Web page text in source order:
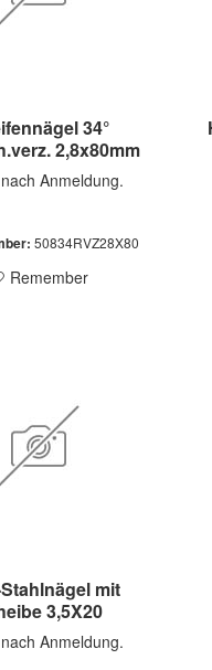
34°
2,8x80mm
Anmeldung.
50834RVZ28X80
Remember
mit
3,5X20
Anmeldung.